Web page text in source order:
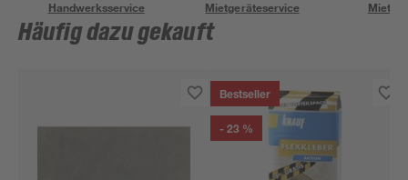
Handwerksservice Mietgeräteservice
Häufig dazu gekauft
Bestseller
- 23 %